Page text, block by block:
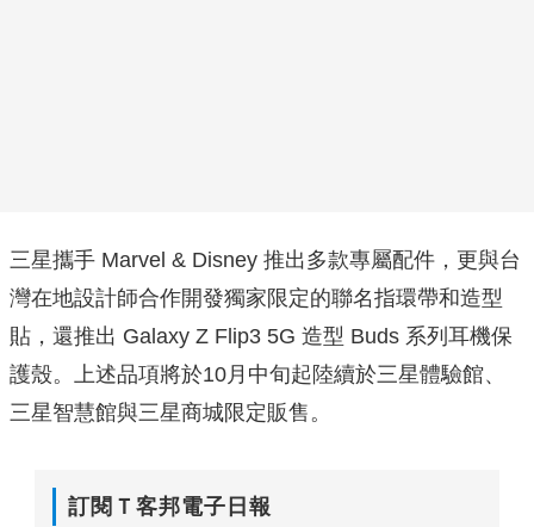
三星攜手 Marvel & Disney 推出多款專屬配件，更與台
灣在地設計師合作開發獨家限定的聯名指環帶和造型
貼，還推出 Galaxy Z Flip3 5G 造型 Buds 系列耳機保
護殼。上述品項將於10月中旬起陸續於三星體驗館、
三星智慧館與三星商城限定販售。
訂閱Ｔ客邦電子日報